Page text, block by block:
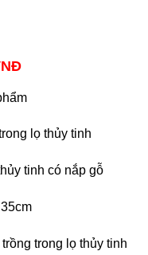
lọ thủy tinh
tinh có nắp gỗ
trong lọ thủy tinh